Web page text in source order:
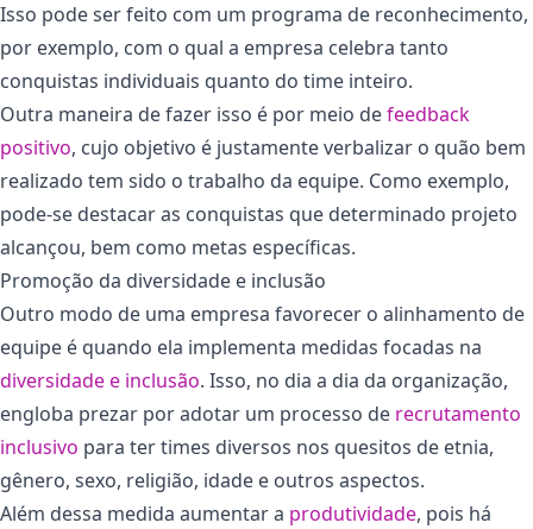
Isso pode ser feito com um programa de reconhecimento,
por exemplo, com o qual a empresa celebra tanto
conquistas individuais quanto do time inteiro.
Outra maneira de fazer isso é por meio defeedback
positivo, cujo objetivo é justamente verbalizar o quão bem
realizado tem sido o trabalho da equipe. Como exemplo,
pode-se destacar as conquistas que determinado projeto
alcançou, bem como metas específicas.
Promoção da diversidade e inclusão
Outro modo de uma empresa favorecer o alinhamento de
equipe é quando ela implementa medidas focadas na
diversidade e inclusão. Isso, no dia a dia da organização,
engloba prezar por adotar um processo de recrutamento
inclusivo para ter times diversos nos quesitos de etnia,
gênero, sexo, religião, idade e outros aspectos.
Além dessa medida aumentar a produtividade, pois há